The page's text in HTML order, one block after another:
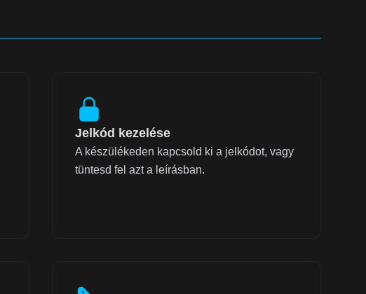
Jelkód kezelése
A készülékeden kapcsold ki a jelkódot, vagy
tüntesd fel azt a leírásban.